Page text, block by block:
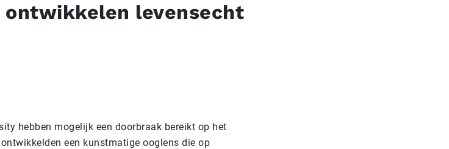
ontwikkelen levensecht
hebben mogelijk een doorbraak bereikt op het
een kunstmatige ooglens die op